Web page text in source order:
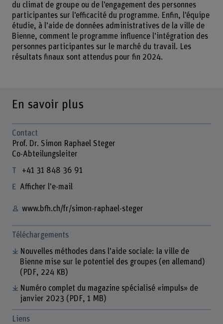
du climat de groupe ou de l’engagement des personnes
participantes sur l’efficacité du programme. Enfin, l’équipe
étudie, à l’aide de données administratives de la ville de
Bienne, comment le programme influence l’intégration des
personnes participantes sur le marché du travail. Les
résultats finaux sont attendus pour fin 2024.
En savoir plus
Contact
Prof. Dr. Simon Raphael Steger
Co-Abteilungsleiter
+41 31 848 36 91
Afficher l'e-mail
www.bfh.ch/fr/simon-raphael-steger
Téléchargements
Nouvelles méthodes dans l’aide sociale: la ville de
Bienne mise sur le potentiel des groupes (en allemand)
(PDF, 224 KB)
Numéro complet du magazine spécialisé «impuls» de
janvier 2023 (PDF, 1 MB)
Liens